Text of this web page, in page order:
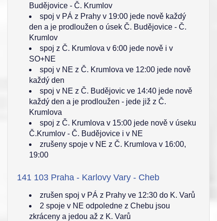
Budějovice - Č. Krumlov
spoj v PÁ z Prahy v 19:00 jede nově každý
den a je prodloužen o úsek Č. Budějovice - Č.
Krumlov
spoj z Č. Krumlova v 6:00 jede nově i v
SO+NE
spoj v NE z Č. Krumlova ve 12:00 jede nově
každý den
spoj v NE z Č. Budějovic ve 14:40 jede nově
každý den a je prodloužen - jede již z Č.
Krumlova
spoj z Č. Krumlova v 15:00 jede nově v úseku
Č.Krumlov - Č. Budějovice i v NE
zrušeny spoje v NE z Č. Krumlova v 16:00,
19:00
141 103 Praha - Karlovy Vary - Cheb
zrušen spoj v PÁ z Prahy ve 12:30 do K. Varů
2 spoje v NE odpoledne z Chebu jsou
zkráceny a jedou až z K. Varů